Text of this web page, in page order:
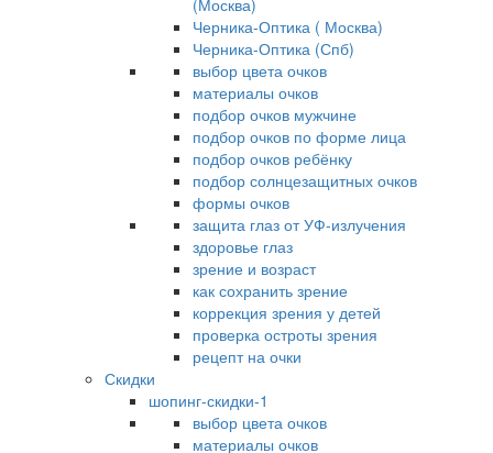
(Москва)
Черника-Оптика ( Москва)
Черника-Оптика (Спб)
выбор цвета очков
материалы очков
подбор очков мужчине
подбор очков по форме лица
подбор очков ребёнку
подбор солнцезащитных очков
формы очков
защита глаз от УФ-излучения
здоровье глаз
зрение и возраст
как сохранить зрение
коррекция зрения у детей
проверка остроты зрения
рецепт на очки
Скидки
шопинг-скидки-1
выбор цвета очков
материалы очков